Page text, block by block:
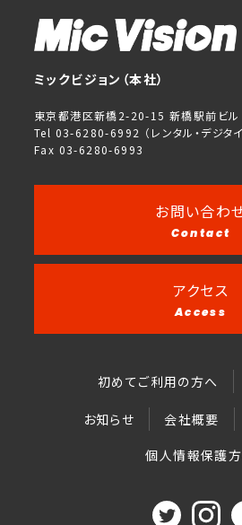
ミックビジョン（本社）
東京都港区新橋2-20-15 新橋駅前ビ
Tel 03-6280-6992 （レンタル・デジタイ
Fax 03-6280-6993
お問い合わ
Contact
アクセス
Access
初めてご利用の方へ
お知らせ 会社概要
個人情報保護